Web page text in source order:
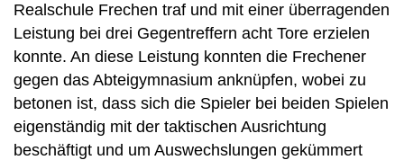
Realschule Frechen traf und mit einer überragenden
Leistung bei drei Gegentreffern acht Tore erzielen
konnte. An diese Leistung konnten die Frechener
gegen das Abteigymnasium anknüpfen, wobei zu
betonen ist, dass sich die Spieler bei beiden Spielen
eigenständig mit der taktischen Ausrichtung
beschäftigt und um Auswechslungen gekümmert